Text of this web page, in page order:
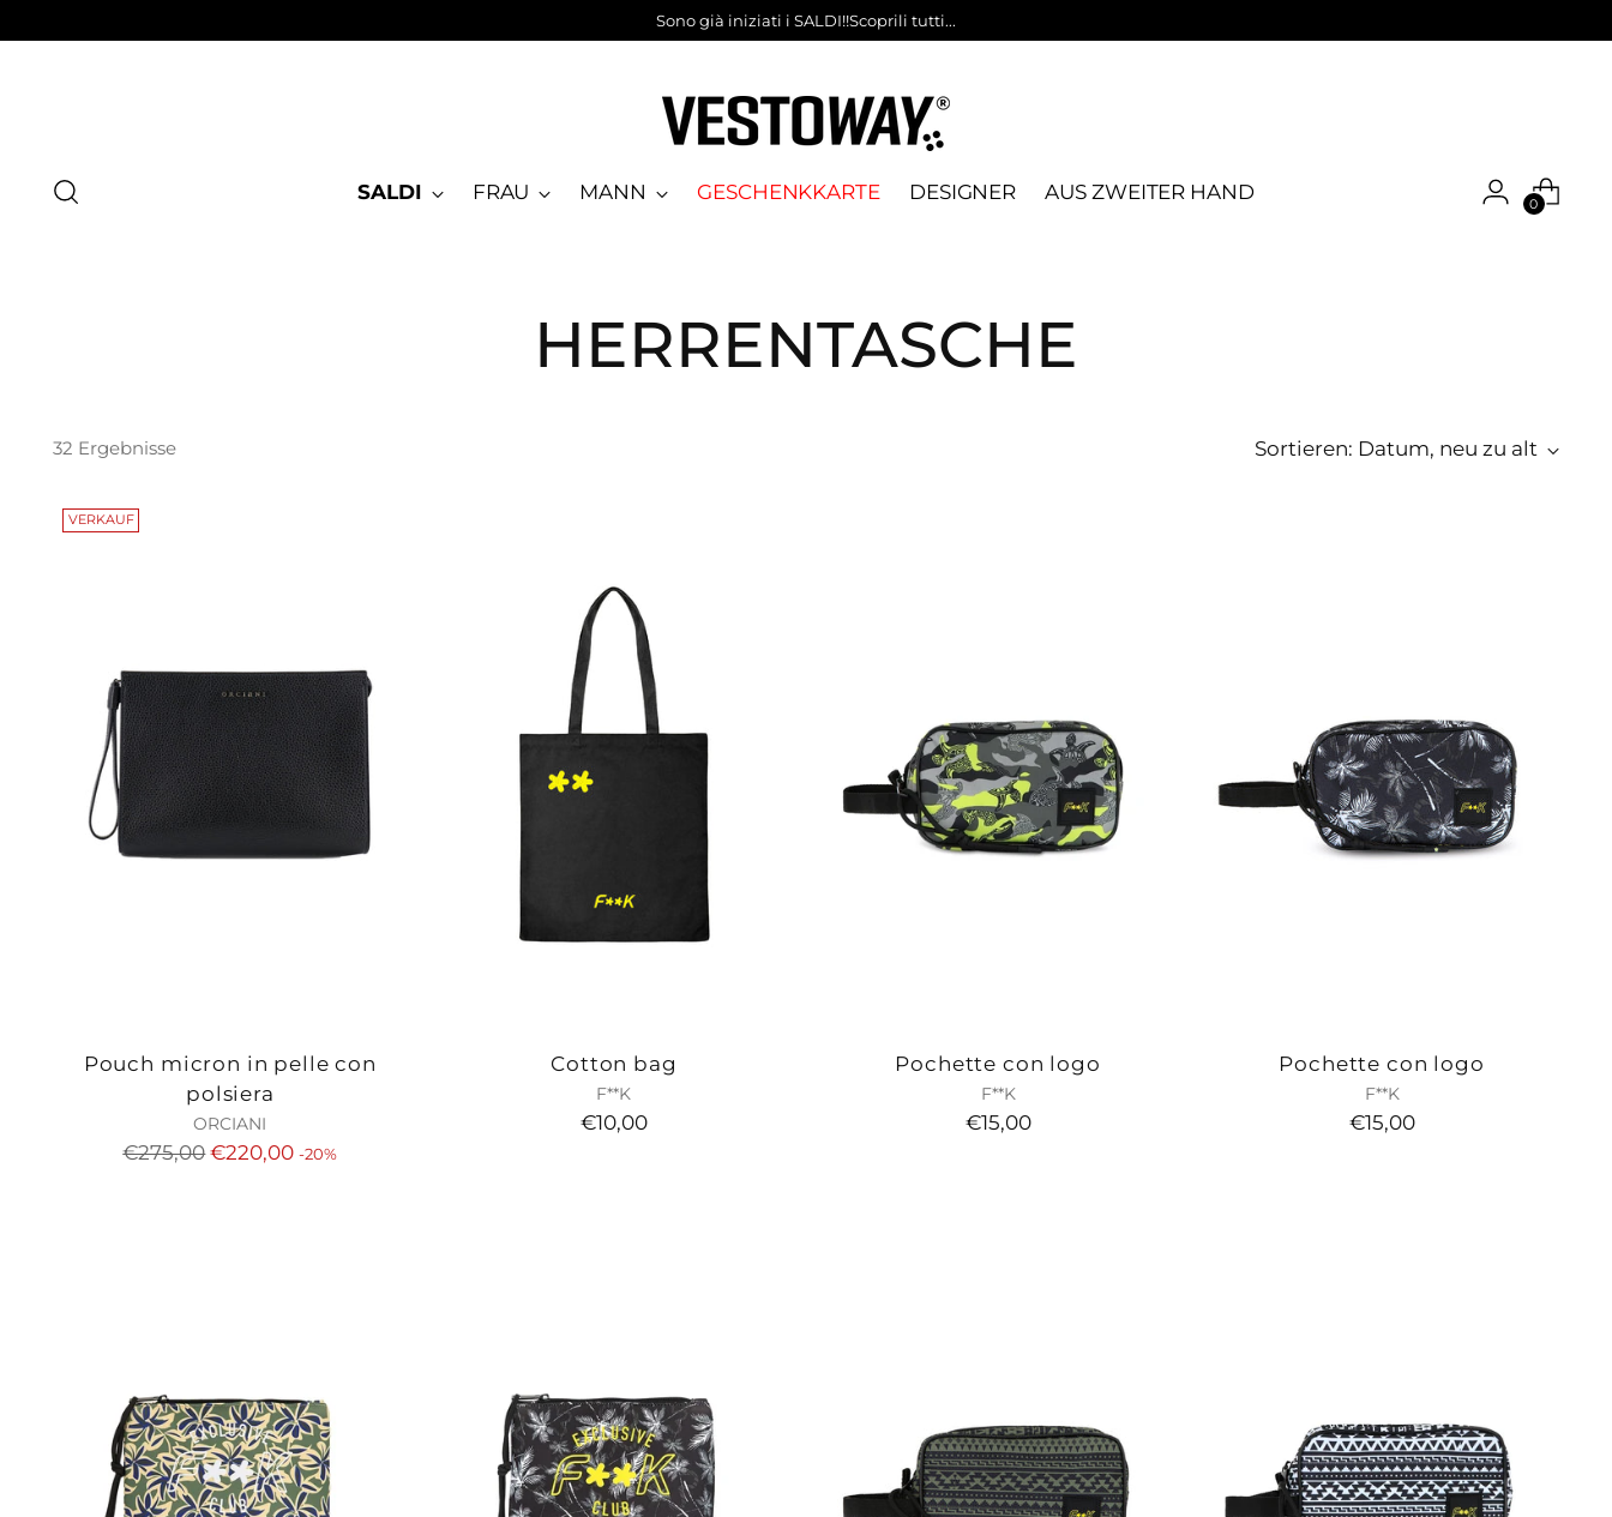
Sono già iniziati i SALDI!!Scoprili tutti...
SALDI FRAU MANN GESCHENKKARTE DESIGNER AUS ZWEITER HAND
0
HERRENTASCHE
32 Ergebnisse Sortieren: Datum, neu zu alt
VERKAUF
Pouch micron in pelle con
polsiera
ORCIANI
Regulärer
€275,00 €220,00 -20%
Cotton bag
F**K
€10,00
Pochette con logo
F**K
€15,00
Pochette con logo
F**K
€15,00